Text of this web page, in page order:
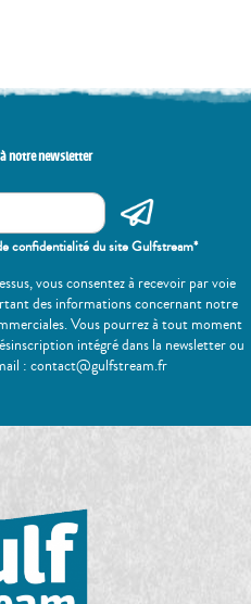
notre newsletter
confidentialité du site Gulfstream*
vous consentez à recevoir par voie
des informations concernant notre
Vous pourrez à tout moment
intégré dans la newsletter ou
: contact@gulfstream.fr